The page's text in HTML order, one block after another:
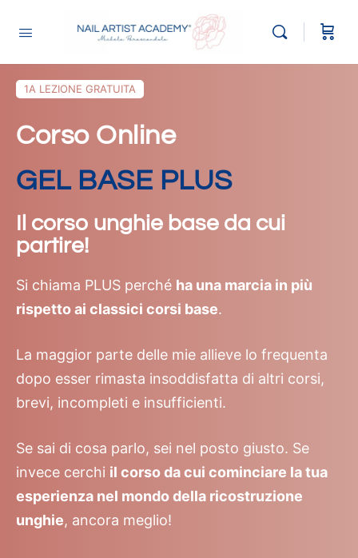
1A LEZIONE GRATUITA
Corso Online
GEL BASE PLUS
Il corso unghie base da cui
partire!
Si chiama PLUS perché ha una marcia in più
rispetto ai classici corsi base.
La maggior parte delle mie allieve lo frequenta
dopo esser rimasta insoddisfatta di altri corsi,
brevi, incompleti e insufficienti.
Se sai di cosa parlo, sei nel posto giusto. Se
invece cerchi il corso da cui cominciare la tua
esperienza nel mondo della ricostruzione
unghie, ancora meglio!